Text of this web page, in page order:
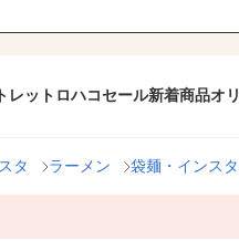
レット ロハコセール新着商品オ
タ ラーメン 袋麺・インス